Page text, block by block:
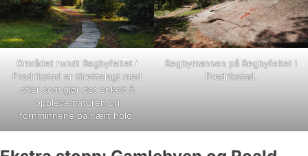
Området rundt Begbyfeltet i
Fredrikstad er tilrettelagt med
stier som gjør det enkelt å
oppleve naturen og
fornminnene på nært hold.
Begbymannen på Begbyfeltet i
Fredrikstad.